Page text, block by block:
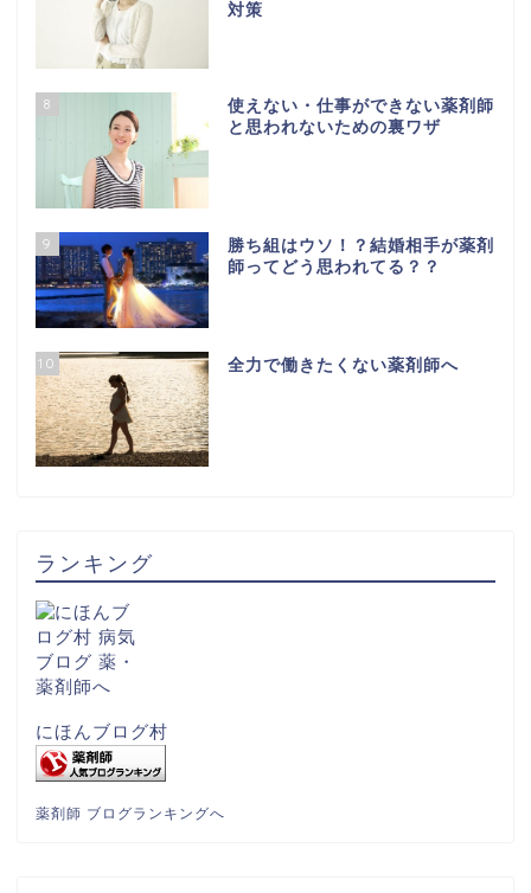
対策
8
使えない・仕事ができない薬剤師
と思われないための裏ワザ
9
勝ち組はウソ！？結婚相手が薬剤
師ってどう思われてる？？
10 全力で働きたくない薬剤師へ
ランキング
にほんブログ村
薬剤師 ブログランキングへ